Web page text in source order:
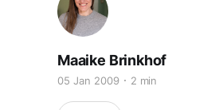
Maaike Brinkhof
05 Jan 2009 2 min